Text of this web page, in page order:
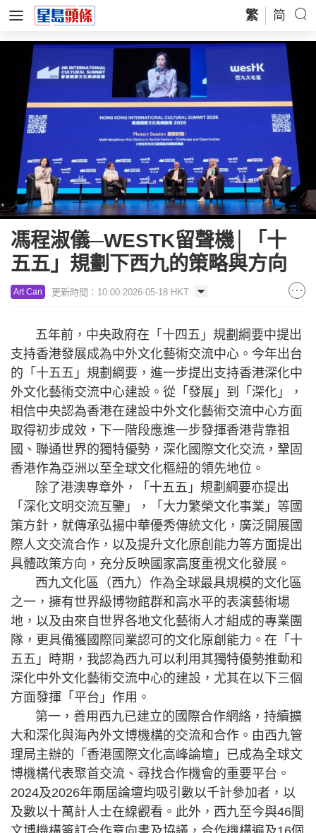
繁 简
馮程淑儀─WESTK留聲機│「十
五五」規劃下西九的策略與方向
Art Can 更新時間：10:00 2026-05-18 HKT
五年前，中央政府在「十四五」規劃綱要中提出
支持香港發展成為中外文化藝術交流中心。今年出台
的「十五五」規劃綱要，進一步提出支持香港深化中
外文化藝術交流中心建設。從「發展」到「深化」，
相信中央認為香港在建設中外文化藝術交流中心方面
取得初步成效，下一階段應進一步發揮香港背靠祖
國、聯通世界的獨特優勢，深化國際文化交流，鞏固
香港作為亞洲以至全球文化樞紐的領先地位。
除了港澳專章外，「十五五」規劃綱要亦提出
「深化文明交流互鑒」，「大力繁榮文化事業」等國
策方針，就傳承弘揚中華優秀傳統文化，廣泛開展國
際人文交流合作，以及提升文化原創能力等方面提出
具體政策方向，充分反映國家高度重視文化發展。
西九文化區（西九）作為全球最具規模的文化區
之一，擁有世界級博物館群和高水平的表演藝術場
地，以及由來自世界各地文化藝術人才組成的專業團
隊，更具備獲國際同業認可的文化原創能力。在「十
五五」時期，我認為西九可以利用其獨特優勢推動和
深化中外文化藝術交流中心的建設，尤其在以下三個
方面發揮「平台」作用。
第一，善用西九已建立的國際合作網絡，持續擴
大和深化與海內外文博機構的交流和合作。由西九管
理局主辦的「香港國際文化高峰論壇」已成為全球文
博機構代表聚首交流、尋找合作機會的重要平台。
2024及2026年兩屆論壇均吸引數以千計參加者，以
及數以十萬計人士在線觀看。此外，西九至今與46間